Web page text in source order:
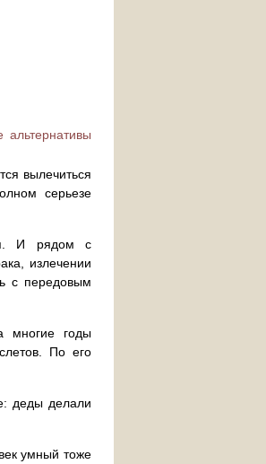
вылечиться
серьезе
И рядом с
излечении
с передовым
многие годы
По его
деды делали
умный тоже